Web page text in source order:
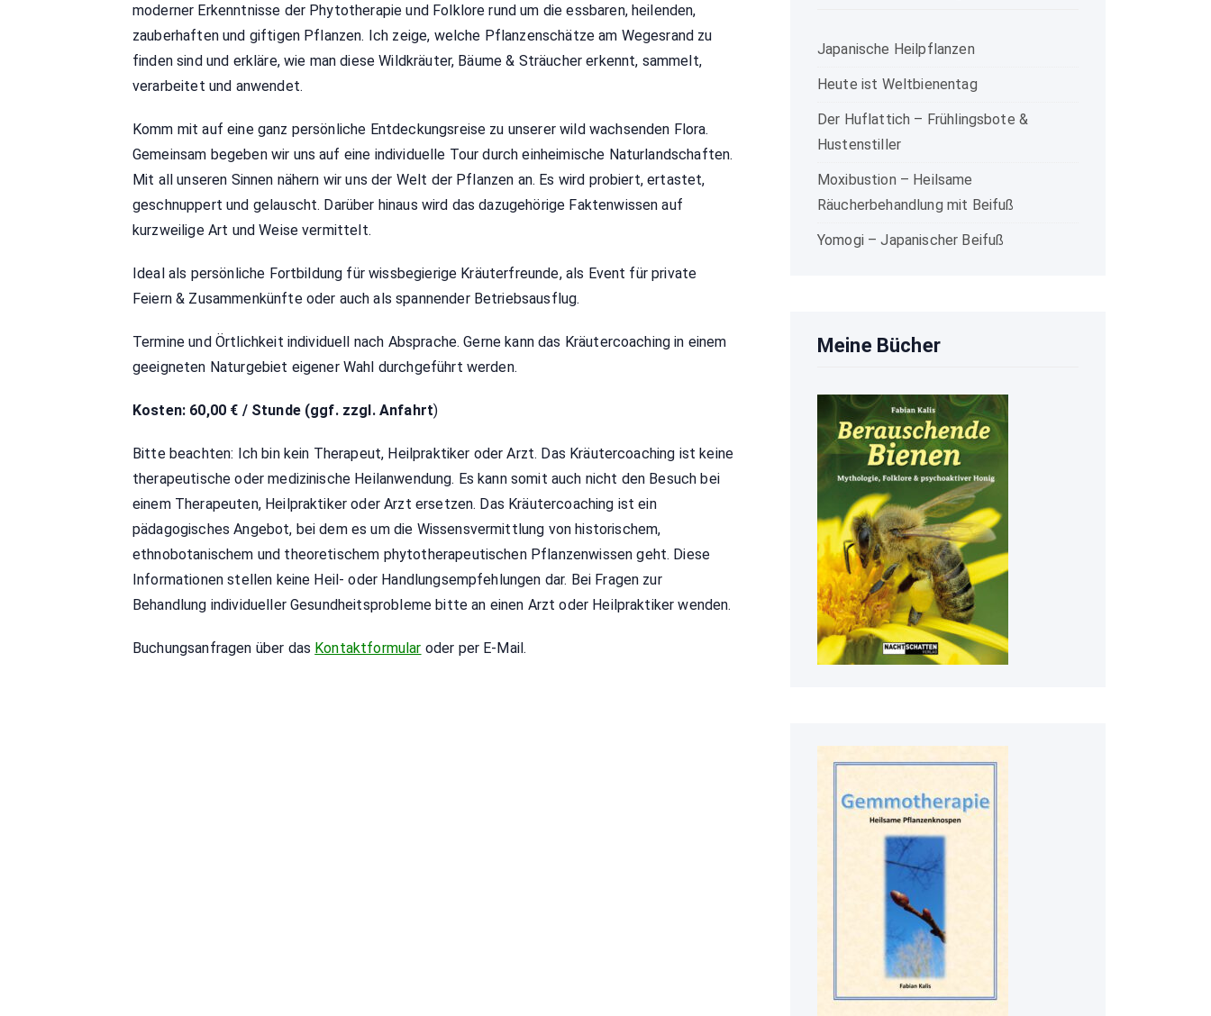
moderner Erkenntnisse der Phytotherapie und Folklore rund um die essbaren, heilenden,
zauberhaften und giftigen Pflanzen. Ich zeige, welche Pflanzenschätze am Wegesrand zu
finden sind und erkläre, wie man diese Wildkräuter, Bäume & Sträucher erkennt, sammelt,
verarbeitet und anwendet.
Komm mit auf eine ganz persönliche Entdeckungsreise zu unserer wild wachsenden Flora.
Gemeinsam begeben wir uns auf eine individuelle Tour durch einheimische Naturlandschaften.
Mit all unseren Sinnen nähern wir uns der Welt der Pflanzen an. Es wird probiert, ertastet,
geschnuppert und gelauscht. Darüber hinaus wird das dazugehörige Faktenwissen auf
kurzweilige Art und Weise vermittelt.
Ideal als persönliche Fortbildung für wissbegierige Kräuterfreunde, als Event für private
Feiern & Zusammenkünfte oder auch als spannender Betriebsausflug.
Termine und Örtlichkeit individuell nach Absprache. Gerne kann das Kräutercoaching in einem
geeigneten Naturgebiet eigener Wahl durchgeführt werden.
Kosten: 60,00 € / Stunde (ggf. zzgl. Anfahrt)
Bitte beachten: Ich bin kein Therapeut, Heilpraktiker oder Arzt. Das Kräutercoaching ist keine
therapeutische oder medizinische Heilanwendung. Es kann somit auch nicht den Besuch bei
einem Therapeuten, Heilpraktiker oder Arzt ersetzen. Das Kräutercoaching ist ein
pädagogisches Angebot, bei dem es um die Wissensvermittlung von historischem,
ethnobotanischem und theoretischem phytotherapeutischen Pflanzenwissen geht. Diese
Informationen stellen keine Heil- oder Handlungsempfehlungen dar. Bei Fragen zur
Behandlung individueller Gesundheitsprobleme bitte an einen Arzt oder Heilpraktiker wenden.
Buchungsanfragen über das Kontaktformular oder per E-Mail.
Japanische Heilpflanzen
Heute ist Weltbienentag
Der Huflattich – Frühlingsbote &
Hustenstiller
Moxibustion – Heilsame
Räucherbehandlung mit Beifuß
Yomogi – Japanischer Beifuß
Meine Bücher